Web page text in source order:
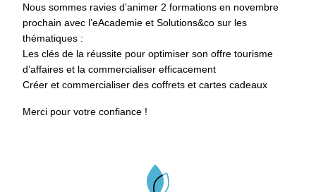
Nous sommes ravies d’animer 2 formations en novembre
prochain avec l’eAcademie et Solutions&co sur les
thématiques :
Les clés de la réussite pour optimiser son offre tourisme
d’affaires et la commercialiser efficacement
Créer et commercialiser des coffrets et cartes cadeaux
Merci pour votre confiance !